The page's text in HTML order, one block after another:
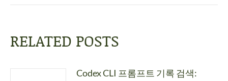
RELATED POSTS
Codex CLI 프롬프트 기록 검색: